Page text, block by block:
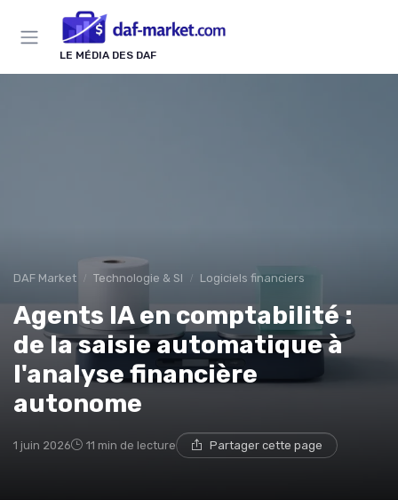
LE MÉDIA DES DAF
DAF Market Technologie & SI Logiciels financiers
Agents IA en comptabilité :
de la saisie automatique à
l'analyse financière
autonome
1 juin 2026 11 min de lecture Partager cette page
Panneau de gestion des cookies